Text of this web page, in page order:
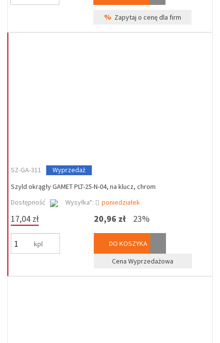
% Zapytaj o cenę dla firm
SZ-GA-311
Wyprzedaż
Szyld okrągły GAMET PLT-25-N-04, na klucz, chrom
Dostępność
Wysyłka*: poniedziałek
17,04 zł
kpl
20,96 zł 23%
DO KOSZYKA
Cena Wyprzedażowa